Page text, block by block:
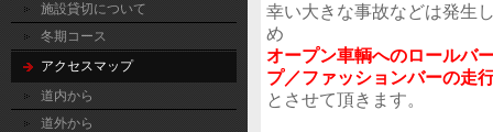
施設貸切について
冬期コース
アクセスマップ
道内から
道外から
幸い大きな事故などは発生
め
オープン車輌へのロールバ
プ／ファッションバーの走
とさせて頂きます。